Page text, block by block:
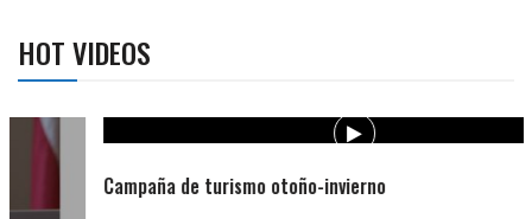
HOT VIDEOS
Campaña de turismo otoño-invierno